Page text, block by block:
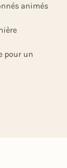
animés
pour un